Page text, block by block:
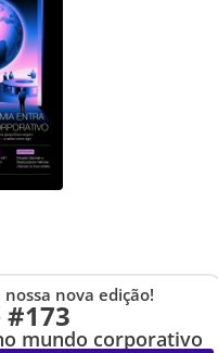
nova edição!
#173
mundo corporativo